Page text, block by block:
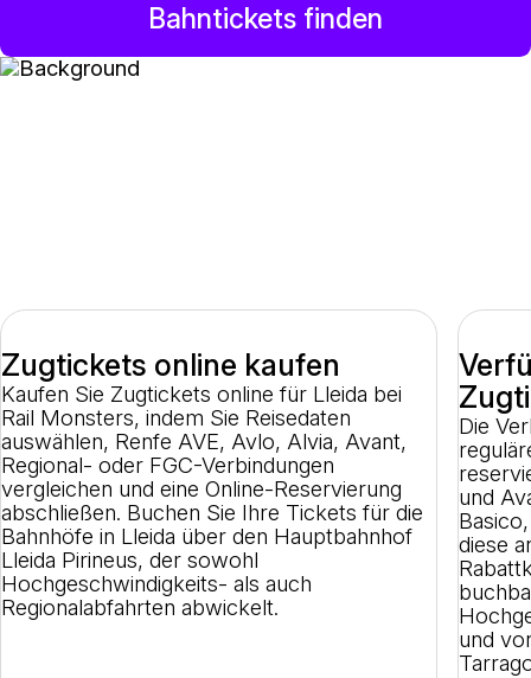
Bahntickets finden
Zugtickets online kaufen
Kaufen Sie Zugtickets online für Lleida bei
Rail Monsters, indem Sie Reisedaten
auswählen, Renfe AVE, Avlo, Alvia, Avant,
Regional- oder FGC-Verbindungen
vergleichen und eine Online-Reservierung
abschließen. Buchen Sie Ihre Tickets für die
Bahnhöfe in Lleida über den Hauptbahnhof
Lleida Pirineus, der sowohl
Hochgeschwindigkeits- als auch
Regionalabfahrten abwickelt.
Die
und
diese
und